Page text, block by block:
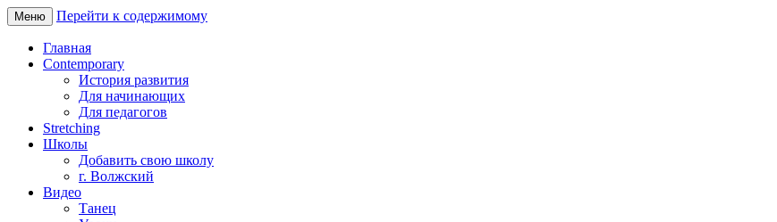
Меню Перейти к содержимому
Главная
Contemporary
История развития
Для начинающих
Для педагогов
Stretching
Школы
Добавить свою школу
г. Волжский
Видео
Танец